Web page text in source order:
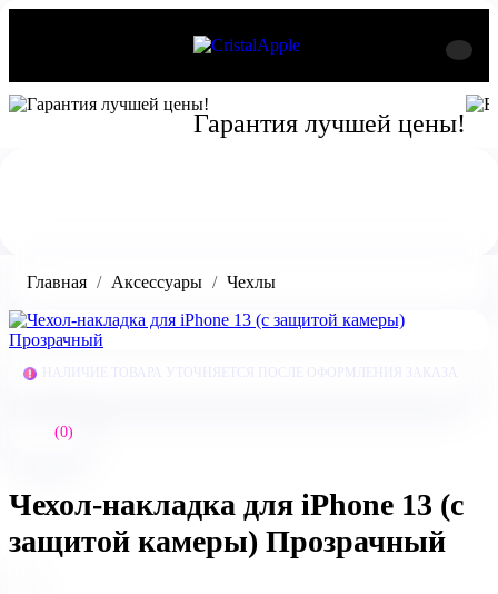
Гарантия лучшей цены!
Главная Аксессуары Чехлы
(0)
НАЛИЧИЕ ТОВАРА УТОЧНЯЕТСЯ ПОСЛЕ ОФОРМЛЕНИЯ ЗАКАЗА
Чехол-накладка для iPhone 13 (с
защитой камеры) Прозрачный